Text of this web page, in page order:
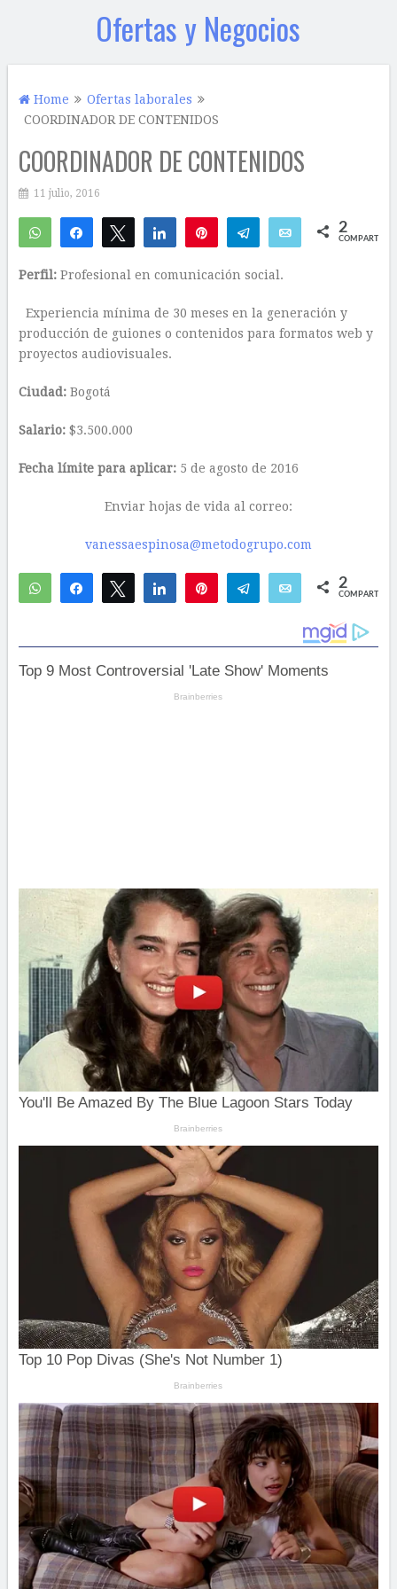
Ofertas y Negocios
Home
Ofertas laborales
COORDINADOR DE CONTENIDOS
COORDINADOR DE CONTENIDOS
11 julio, 2016
WhatsAppCompartirTwittear Compartir Telegram Email 2
COMPARTIR
Perfil: Profesional en comunicación social.
Experiencia mínima de 30 meses en la generación y
producción de guiones o contenidos para formatos web y
proyectos audiovisuales.
Ciudad:Bogotá
Salario: $3.500.000
Fecha límite para aplicar:5 de agosto de 2016
Enviar hojas de vida al correo:
vanessaespinosa@metodogrupo.com
WhatsAppCompartirTwittear Compartir Telegram Email 2
COMPARTIR